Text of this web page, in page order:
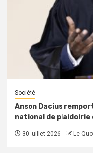
Société
Anson Dacius
national de plaidoirie
30 juillet 2026 Le